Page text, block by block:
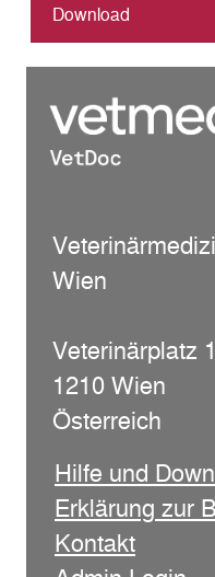
Download
Wien
Veterinärplatz 1
1210 Wien
Österreich
Hilfe und
Erklärung zur
Kontakt